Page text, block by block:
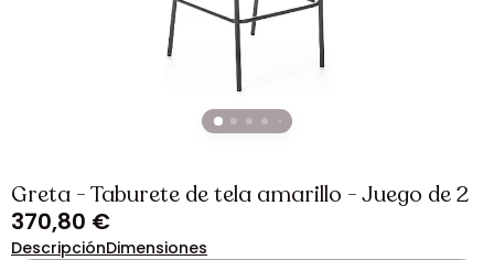
Greta - Taburete de tela amarillo - Juego de 2
370,80 €
DescripciónDimensiones